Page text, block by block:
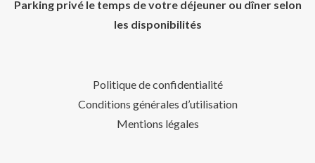
Parking privé le temps de votre déjeuner ou dîner selon
les disponibilités
Politique de confidentialité
Conditions générales d’utilisation
Mentions légales